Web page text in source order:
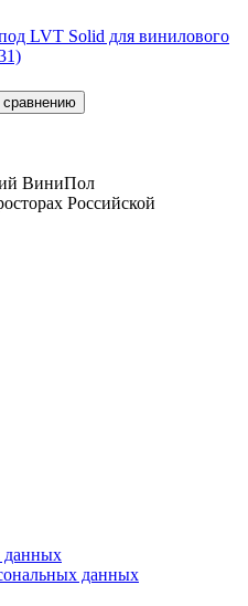
LVT Solid для винилового
сравнению
ВиниПол
Российской
данных
данных